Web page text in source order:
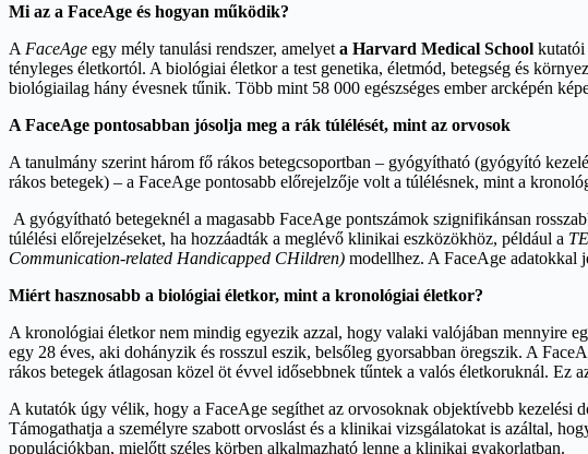
Mi az a FaceAge és hogyan működik?
A FaceAge egy mély tanulási rendszer, amelyet a Harvard Medical School kutatói
tényleges életkortól. A biológiai életkor a test genetika, életmód, betegség és
biológiailag hány évesnek tűnik. Több mint 58 000 egészséges ember arcképén
A FaceAge pontosabban jósolja meg a rák túlélését, mint az orvosok
A tanulmány szerint három fő rákos betegcsoportban – gyógyítható (gyógyító
rákos betegek) – a FaceAge pontosabb előrejelzője volt a túlélésnek, mint a
A gyógyítható betegeknél a magasabb FaceAge pontszámok szignifikánsan
túlélési előrejelzéseket, ha hozzáadták a meglévő klinikai eszközökhöz, például a
Communication-related Handicapped CHildren) modellhez. A FaceAge adatokkal
Miért hasznosabb a biológiai életkor, mint a kronológiai életkor?
A kronológiai életkor nem mindig egyezik azzal, hogy valaki valójában mennyire
egy 28 éves, aki dohányzik és rosszul eszik, belsőleg gyorsabban öregszik. A
rákos betegek átlagosan közel öt évvel idősebbnek tűntek a valós életkoruknál. Ez
A kutatók úgy vélik, hogy a FaceAge segíthet az orvosoknak objektívebb kezelési
Támogathatja a személyre szabott orvoslást és a klinikai vizsgálatokat is azáltal,
populációkban, mielőtt széles körben alkalmazható lenne a klinikai gyakorlatban.